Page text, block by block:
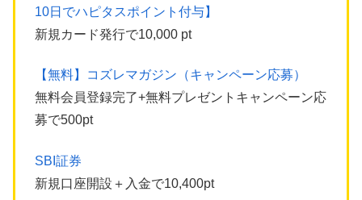
10日でハピタスポイント付与】
新規カード発行で10,000 pt
【無料】コズレマガジン（キャンペーン応募）
無料会員登録完了+無料プレゼントキャンペーン応
募で500pt
SBI証券
新規口座開設＋入金で10,400pt